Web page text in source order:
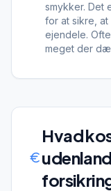
smykker. Det
for at sikre,
ejendele.
meget der
Hvad